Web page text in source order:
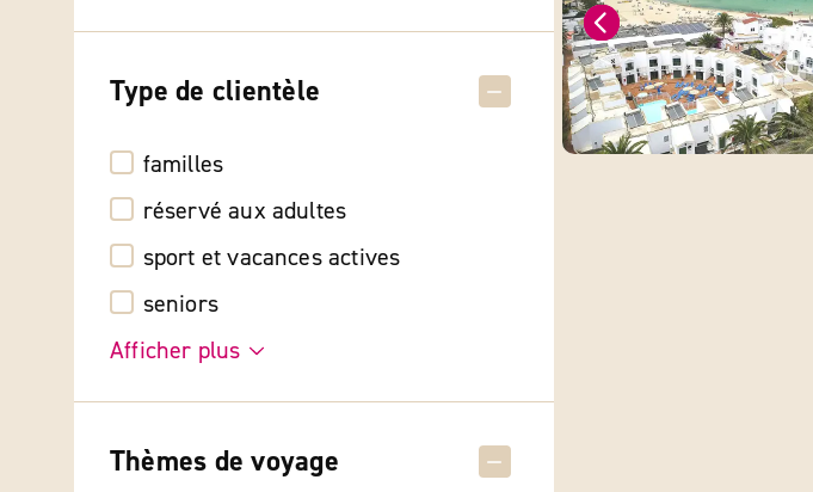
Type de clientèle
familles
réservé aux adultes
sport et vacances actives
seniors
Afficher plus
Thèmes de voyage